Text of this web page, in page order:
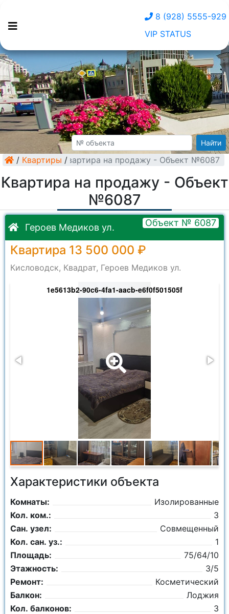
8 (928) 5555-929
VIP STATUS
Найти
/ Квартиры /
Квартира на продажу - Объект №6087
Квартира на продажу - Объект
№6087
Героев Медиков ул. Объект № 6087
Квартира 13 500 000 ₽
Кисловодск, Квадрат, Героев Медиков ул.
1e5613b2-90c6-4fa1-aacb-e6f0f501505f
Характеристики объекта
Комнаты:
Изолированные
Кол. ком.:
3
Сан. узел:
Совмещенный
Кол. сан. уз.:
1
Площадь:
75/64/10
Этажность:
3/5
Ремонт:
Косметический
Балкон:
Лоджия
Кол. балконов:
3